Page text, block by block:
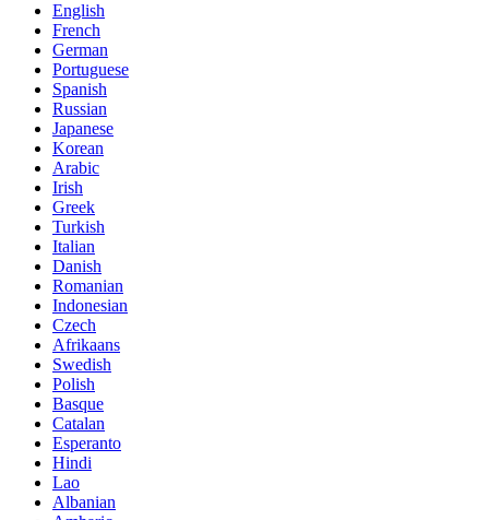
English
French
German
Portuguese
Spanish
Russian
Japanese
Korean
Arabic
Irish
Greek
Turkish
Italian
Danish
Romanian
Indonesian
Czech
Afrikaans
Swedish
Polish
Basque
Catalan
Esperanto
Hindi
Lao
Albanian